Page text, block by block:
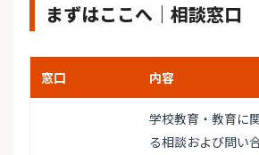
まずはここへ｜相談窓口
窓口 内容
学校教育・教育に
る相談および問い